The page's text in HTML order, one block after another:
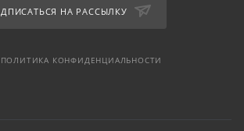
НА РАССЫЛКУ
ПОЛИТИКА КОНФИДЕНЦИАЛЬНОСТИ